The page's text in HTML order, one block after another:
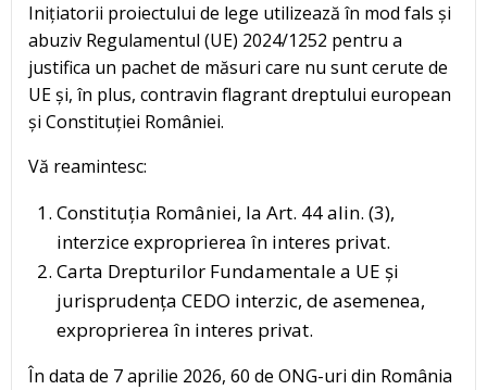
Inițiatorii proiectului de lege utilizează în mod fals și
abuziv Regulamentul (UE) 2024/1252 pentru a
justifica un pachet de măsuri care nu sunt cerute de
UE și, în plus, contravin flagrant dreptului european
și Constituției României.
Vă reamintesc:
Constituția României, la Art. 44 alin. (3),
interzice exproprierea în interes privat.
Carta Drepturilor Fundamentale a UE și
jurisprudența CEDO interzic, de asemenea,
exproprierea în interes privat.
În data de 7 aprilie 2026, 60 de ONG-uri din România